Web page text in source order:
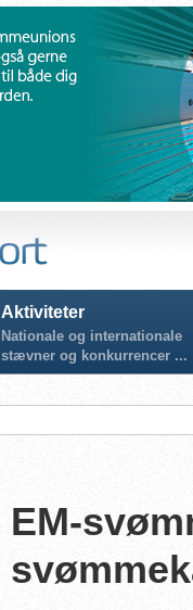
Aktiviteter
Nationale og internationale
stævner og konkurrencer ...
EM-